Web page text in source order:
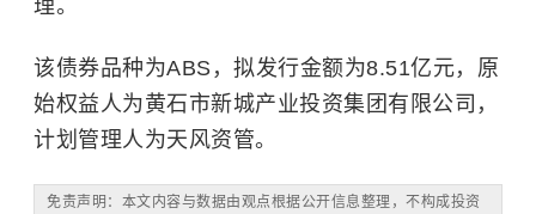
理。
该债券品种为ABS，拟发行金额为8.51亿元，原
始权益人为黄石市新城产业投资集团有限公司，
计划管理人为天风资管。
免责声明：本文内容与数据由观点根据公开信息整理，不构成投资